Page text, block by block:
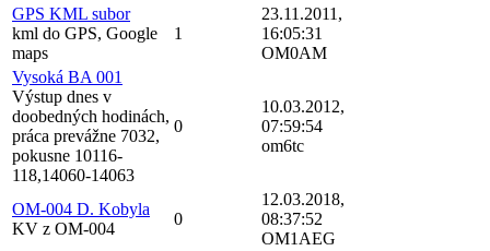
GPS KML subor
kml do GPS, Google
maps
1
23.11.2011,
16:05:31
OM0AM
Vysoká BA 001
Výstup dnes v
doobedných hodinách,
práca prevážne 7032,
pokusne 10116-
118,14060-14063
0
10.03.2012,
07:59:54
om6tc
OM-004 D. Kobyla
KV z OM-004
0
12.03.2018,
08:37:52
OM1AEG